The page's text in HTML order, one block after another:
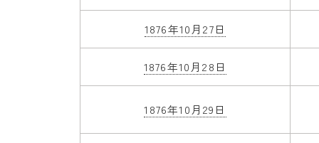
1876年10月27日
1876年10月28日
1876年10月29日